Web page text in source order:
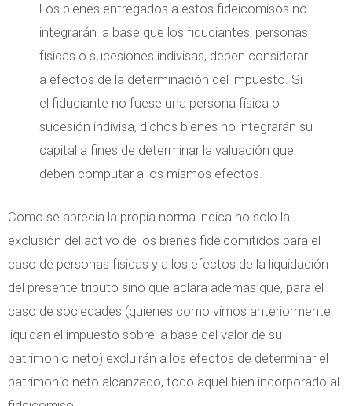
Los bienes entregados a estos fideicomisos no
integrarán la base que los fiduciantes, personas
físicas o sucesiones indivisas, deben considerar
a efectos de la determinación del impuesto. Si
el fiduciante no fuese una persona física o
sucesión indivisa, dichos bienes no integrarán su
capital a fines de determinar la valuación que
deben computar a los mismos efectos.
Como se aprecia la propia norma indica no solo la
exclusión del activo de los bienes fideicomitidos para el
caso de personas físicas y a los efectos de la liquidación
del presente tributo sino que aclara además que, para el
caso de sociedades (quienes como vimos anteriormente
liquidan el impuesto sobre la base del valor de su
patrimonio neto) excluirán a los efectos de determinar el
patrimonio neto alcanzado, todo aquel bien incorporado al